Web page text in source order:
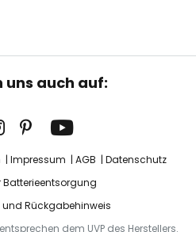
uns auch auf:
Impressum AGB
Datenschutz
Batterieentsorgung
Rückgabehinweis
dem UVP des Herstellers.